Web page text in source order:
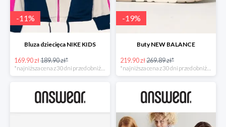
-11%
Bluza dziecięca NIKE KIDS
169.90 zł189.90 zł*
*najniższa cena z 30 dni przed obniżką
-19%
Buty NEW BALANCE
219.90 zł269.89 zł*
*najniższa cena z 30 dni przed obniżką